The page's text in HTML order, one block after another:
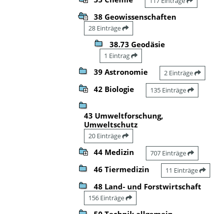
38 Geowissenschaften
28 Einträge
38.73 Geodäsie
1 Eintrag
39 Astronomie 2 Einträge
42 Biologie 135 Einträge
43 Umweltforschung,
Umweltschutz
20 Einträge
44 Medizin 707 Einträge
46 Tiermedizin 11 Einträge
48 Land- und Forstwirtschaft
156 Einträge